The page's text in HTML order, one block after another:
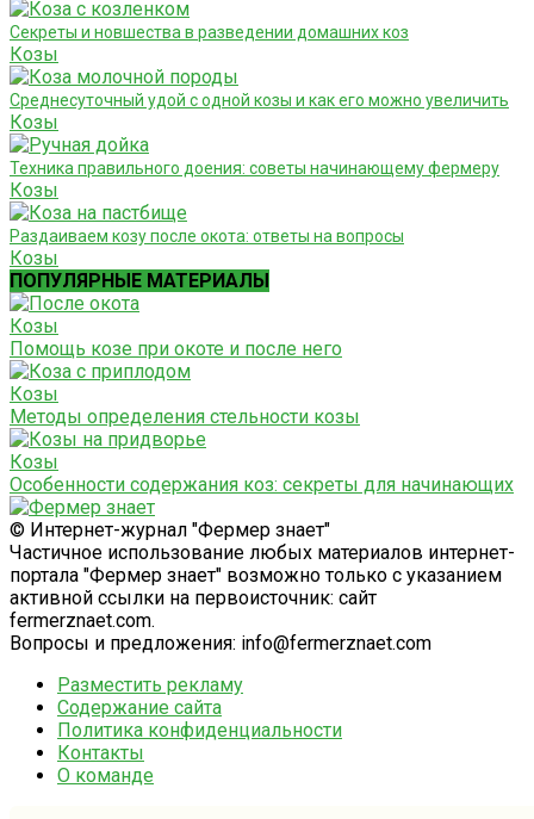
Секреты и новшества в разведении домашних коз
Козы
Среднесуточный удой с одной козы и как его можно увеличить
Козы
Техника правильного доения: советы начинающему фермеру
Козы
Раздаиваем козу после окота: ответы на вопросы
Козы
ПОПУЛЯРНЫЕ МАТЕРИАЛЫ
Козы
Помощь козе при окоте и после него
Козы
Методы определения стельности козы
Козы
Особенности содержания коз: секреты для начинающих
© Интернет-журнал "Фермер знает"
Частичное использование любых материалов интернет-
портала "Фермер знает" возможно только с указанием
активной ссылки на первоисточник: сайт
fermerznaet.com.
Вопросы и предложения: info@fermerznaet.com
Разместить рекламу
Содержание сайта
Политика конфиденциальности
Контакты
О команде